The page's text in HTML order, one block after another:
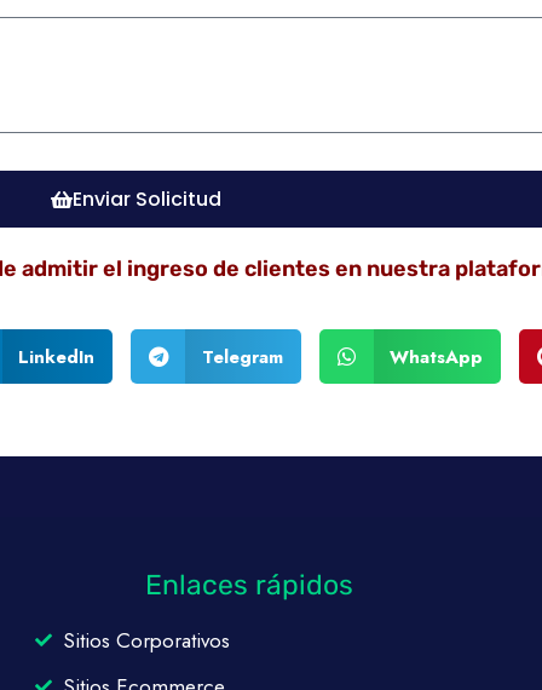
Enviar Solicitud
admitir el ingreso de clientes en nuestra
LinkedIn Telegram WhatsApp
Enlaces rápidos
Sitios Corporativos